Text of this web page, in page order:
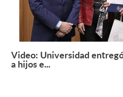
Video: Universidad
a hijos e...